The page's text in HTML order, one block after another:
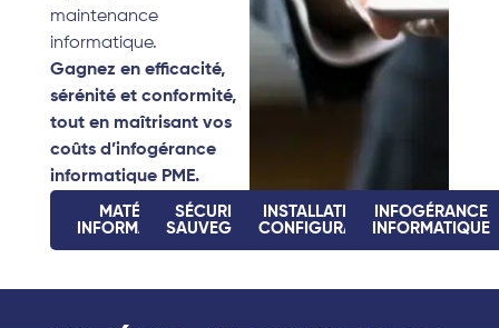
maintenance
informatique.
Gagnez en efficacité,
sérénité et conformité,
tout en maîtrisant vos
coûts d’infogérance
informatique PME.
MATÉRIEL
INFORMATIQUE
SÉCURITÉ &
SAUVEGARDE
INSTALLATION &
CONFIGURATION
INFOGÉRANCE
INFORMATIQUE